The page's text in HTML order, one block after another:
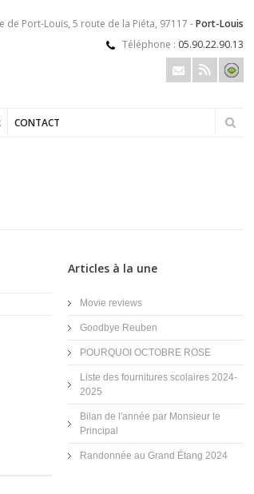
de Port-Louis, 5 route de la Piéta, 97117 -Port-Louis
Téléphone : 05.90.22.90.13
CONTACT
Articles à la une
Movie reviews
Goodbye Reuben
POURQUOI OCTOBRE ROSE
Liste des fournitures scolaires 2024-
2025
Bilan de l'année par Monsieur le
Principal
Randonnée au Grand Étang 2024